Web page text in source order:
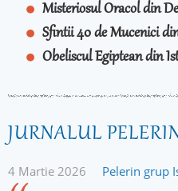
Misteriosul Oracol din
Sfintii 40 de Mucenici
Obeliscul Egiptean din
JURNALUL
4 Martie 2026 Pelerin grup